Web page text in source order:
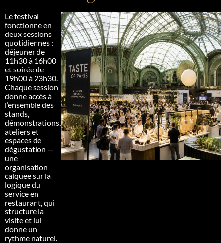
Le festival
fonctionne en
deux sessions
quotidiennes :
déjeuner de
11h30 à 16h00
et soirée de
19h00 à 23h30.
Chaque session
donne accès à
l’ensemble des
stands,
démonstrations,
ateliers et
espaces de
dégustation —
une
organisation
calquée sur la
logique du
service en
restaurant, qui
structure la
visite et lui
donne un
rythme naturel.